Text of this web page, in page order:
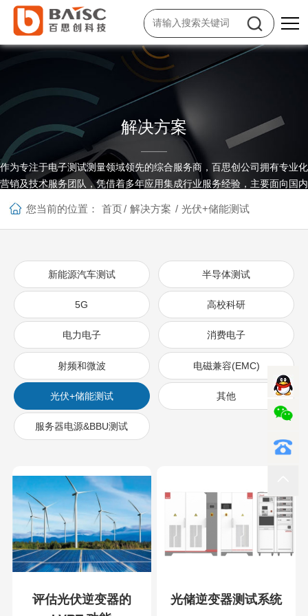
解决方案
作为专注于电子测试测量领域领先的综合服务商，百思创公司拥有专业化
营销及技术服务团队，凭借着多年应用集成行业服务经验，主要面向国内
高速增长的战略新兴产业，提供全面的测试应用系统集成和专业咨询服
务。
您当前的位置： 首页/ 解决方案 / 光伏+储能测试
新能源汽车测试 半导体测试
5G 高校科研
电力电子 消费电子
射频和微波 电磁兼容(EMC)
光伏+储能测试 其他
服务器电源&BBU测试
评估光伏逆变器的
光储逆变器测试系统